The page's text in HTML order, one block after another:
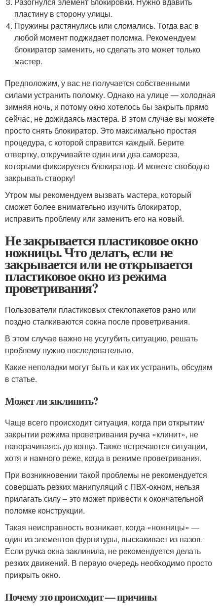
пластину в сторону улицы.
Пружины растянулись или сломались. Тогда вас в
любой момент поджидает поломка. Рекомендуем
блокиратор заменить, но сделать это может только
мастер.
Предположим, у вас не получается собственными
силами устранить поломку. Однако на улице — холодная
зимняя ночь, и потому окно хотелось бы закрыть прямо
сейчас, не дожидаясь мастера. В этом случае вы можете
просто снять блокиратор. Это максимально простая
процедура, с которой справится каждый. Берите
отвертку, откручивайте один или два самореза,
которыми фиксируется блокиратор. И можете свободно
закрывать створку!
Утром мы рекомендуем вызвать мастера, который
сможет более внимательно изучить блокиратор,
исправить проблему или заменить его на новый.
Не закрывается пластиковое окно
ножницы. Что делать, если не
закрывается или не открывается
пластиковое окно из режима
проветривания?
Пользователи пластиковых стеклопакетов рано или
поздно сталкиваются сокна после проветривания.
В этом случае важно не усугубить ситуацию, решать
проблему нужно последовательно.
Какие неполадки могут быть и как их устранить, обсудим
в статье.
Может ли заклинить?
Чаще всего происходит ситуация, когда при открытии/
закрытии режима проветривания ручка «клинит», не
поворачиваясь до конца. Также встречаются ситуации,
хотя и намного реже, когда в режиме проветривания.
При возникновении такой проблемы не рекомендуется
совершать резких манипуляций с ПВХ-окном, нельзя
прилагать силу – это может привести к окончательной
поломке конструкции.
Такая неисправность возникает, когда «ножницы» —
один из элементов фурнитуры, выскакивает из пазов.
Если ручка окна заклинила, не рекомендуется делать
резких движений. В первую очередь необходимо просто
прикрыть окно.
Почему это происходит — причины